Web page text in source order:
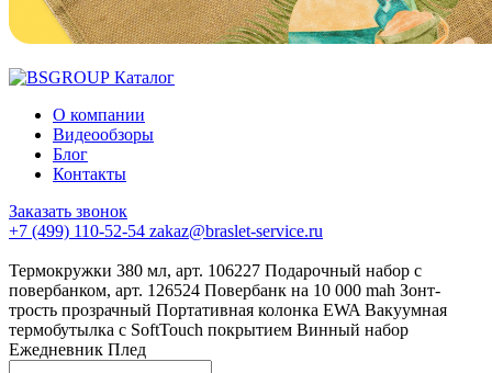
Каталог
О компании
Видеообзоры
Блог
Контакты
Заказать звонок
+7 (499) 110-52-54 zakaz@braslet-service.ru
Термокружки 380 мл, арт. 106227 Подарочный набор с
повербанком, арт. 126524 Повербанк на 10 000 mah Зонт-
трость прозрачный Портативная колонка EWA Вакуумная
термобутылка с SoftTouch покрытием Винный набор
Ежедневник Плед